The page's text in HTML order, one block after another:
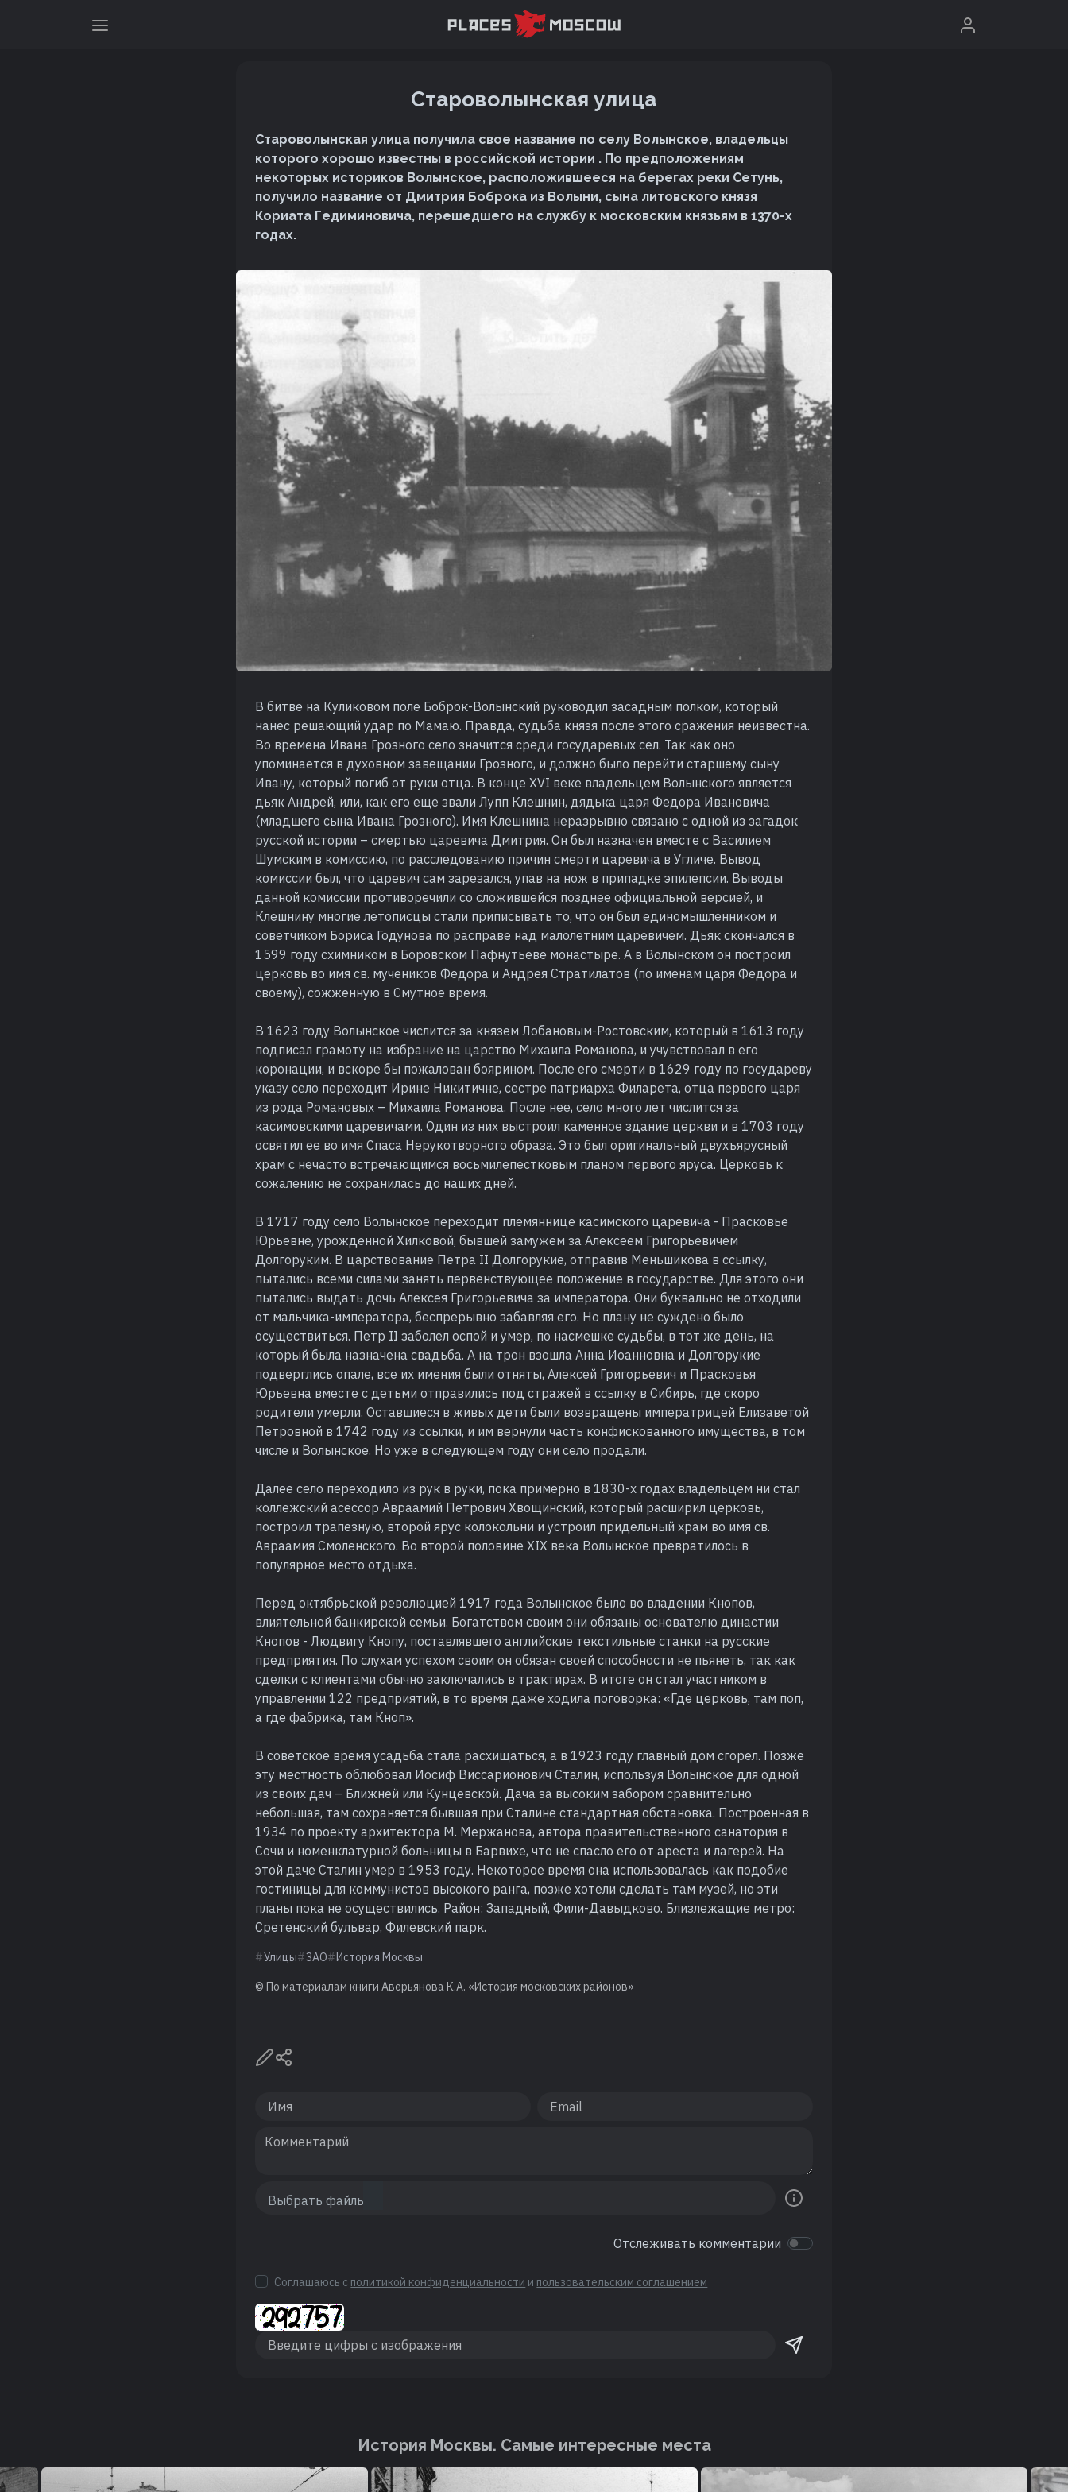
Староволынская улица
Староволынская улица получила свое название по селу Волынское, владельцы
которого хорошо известны в российской истории . По предположениям
некоторых историков Волынское, расположившееся на берегах реки Сетунь,
получило название от Дмитрия Боброка из Волыни, сына литовского князя
Кориата Гедиминовича, перешедшего на службу к московским князьям в 1370-х
годах.
В битве на Куликовом поле Боброк-Волынский руководил засадным полком, который
нанес решающий удар по Мамаю. Правда, судьба князя после этого сражения неизвестна.
Во времена Ивана Грозного село значится среди государевых сел. Так как оно
упоминается в духовном завещании Грозного, и должно было перейти старшему сыну
Ивану, который погиб от руки отца. В конце XVI веке владельцем Волынского является
дьяк Андрей, или, как его еще звали Лупп Клешнин, дядька царя Федора Ивановича
(младшего сына Ивана Грозного). Имя Клешнина неразрывно связано с одной из загадок
русской истории – смертью царевича Дмитрия. Он был назначен вместе с Василием
Шумским в комиссию, по расследованию причин смерти царевича в Угличе. Вывод
комиссии был, что царевич сам зарезался, упав на нож в припадке эпилепсии. Выводы
данной комиссии противоречили со сложившейся позднее официальной версией, и
Клешнину многие летописцы стали приписывать то, что он был единомышленником и
советчиком Бориса Годунова по расправе над малолетним царевичем. Дьяк скончался в
1599 году схимником в Боровском Пафнутьеве монастыре. А в Волынском он построил
церковь во имя св. мучеников Федора и Андрея Стратилатов (по именам царя Федора и
своему), сожженную в Смутное время.
В 1623 году Волынское числится за князем Лобановым-Ростовским, который в 1613 году
подписал грамоту на избрание на царство Михаила Романова, и учувствовал в его
коронации, и вскоре бы пожалован боярином. После его смерти в 1629 году по государеву
указу село переходит Ирине Никитичне, сестре патриарха Филарета, отца первого царя
из рода Романовых – Михаила Романова. После нее, село много лет числится за
касимовскими царевичами. Один из них выстроил каменное здание церкви и в 1703 году
освятил ее во имя Спаса Нерукотворного образа. Это был оригинальный двухъярусный
храм с нечасто встречающимся восьмилепестковым планом первого яруса. Церковь к
сожалению не сохранилась до наших дней.
В 1717 году село Волынское переходит племяннице касимского царевича - Прасковье
Юрьевне, урожденной Хилковой, бывшей замужем за Алексеем Григорьевичем
Долгоруким. В царствование Петра II Долгорукие, отправив Меньшикова в ссылку,
пытались всеми силами занять первенствующее положение в государстве. Для этого они
пытались выдать дочь Алексея Григорьевича за императора. Они буквально не отходили
от мальчика-императора, беспрерывно забавляя его. Но плану не суждено было
осуществиться. Петр II заболел оспой и умер, по насмешке судьбы, в тот же день, на
который была назначена свадьба. А на трон взошла Анна Иоанновна и Долгорукие
подверглись опале, все их имения были отняты, Алексей Григорьевич и Прасковья
Юрьевна вместе с детьми отправились под стражей в ссылку в Сибирь, где скоро
родители умерли. Оставшиеся в живых дети были возвращены императрицей Елизаветой
Петровной в 1742 году из ссылки, и им вернули часть конфискованного имущества, в том
числе и Волынское. Но уже в следующем году они село продали.
Далее село переходило из рук в руки, пока примерно в 1830-х годах владельцем ни стал
коллежский асессор Авраамий Петрович Хвощинский, который расширил церковь,
построил трапезную, второй ярус колокольни и устроил придельный храм во имя св.
Авраамия Смоленского. Во второй половине XIX века Волынское превратилось в
популярное место отдыха.
Перед октябрьской революцией 1917 года Волынское было во владении Кнопов,
влиятельной банкирской семьи. Богатством своим они обязаны основателю династии
Кнопов - Людвигу Кнопу, поставлявшего английские текстильные станки на русские
предприятия. По слухам успехом своим он обязан своей способности не пьянеть, так как
сделки с клиентами обычно заключались в трактирах. В итоге он стал участником в
управлении 122 предприятий, в то время даже ходила поговорка: «Где церковь, там поп,
а где фабрика, там Кноп».
В советское время усадьба стала расхищаться, а в 1923 году главный дом сгорел. Позже
эту местность облюбовал Иосиф Виссарионович Сталин, используя Волынское для одной
из своих дач – Ближней или Кунцевской. Дача за высоким забором сравнительно
небольшая, там сохраняется бывшая при Сталине стандартная обстановка. Построенная в
1934 по проекту архитектора М. Мержанова, автора правительственного санатория в
Сочи и номенклатурной больницы в Барвихе, что не спасло его от ареста и лагерей. На
этой даче Сталин умер в 1953 году. Некоторое время она использовалась как подобие
гостиницы для коммунистов высокого ранга, позже хотели сделать там музей, но эти
планы пока не осуществились. Район: Западный, Фили-Давыдково. Близлежащие метро:
Сретенский бульвар, Филевский парк.
Улицы ЗАО История Москвы
© По материалам книги Аверьянова К.А. «История московских районов»
Отслеживать комментарии
Соглашаюсь с политикой конфиденциальности и пользовательским соглашением
История Москвы. Cамые интересные места